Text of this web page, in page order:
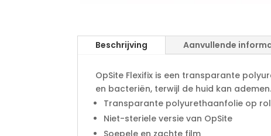
Beschrijving Aanvullende
OpSite Flexifix is een transparante
en bacteriën, terwijl de huid kan ademen.
Transparante polyurethaanfolie op rol
Niet-steriele versie van OpSite
Soepele en zachte film